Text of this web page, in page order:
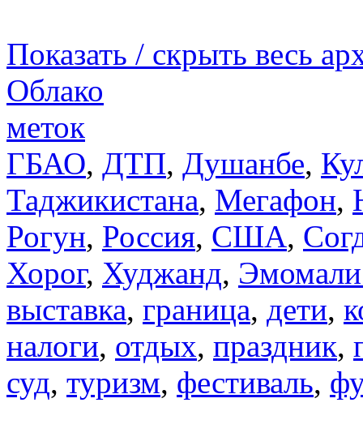
Показать / скрыть весь
Облако
меток
ГБАО, ДТП, Душанбе,
Таджикистана, Мегафон,
Рогун, Россия, США,
Хорог, Худжанд,
выставка, граница, дети,
налоги, отдых, праздник,
суд, туризм, фестиваль,